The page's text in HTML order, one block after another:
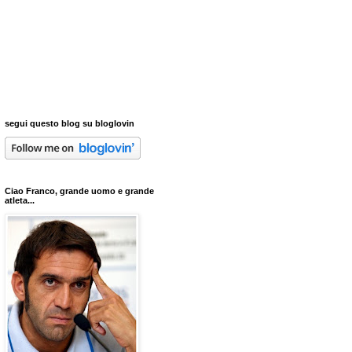
segui questo blog su bloglovin
Ciao Franco, grande uomo e grande
atleta...